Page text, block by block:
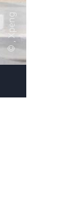
, Xpeng